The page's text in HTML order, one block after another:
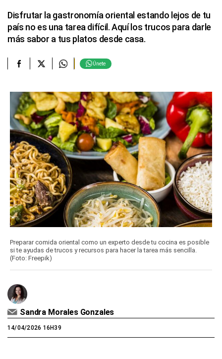
Disfrutar la gastronomía oriental estando lejos de tu
país no es una tarea difícil. Aquí los trucos para darle
más sabor a tus platos desde casa.
Únete
Preparar comida oriental como un experto desde tu cocina es posible
si te ayudas de trucos y recursos para hacer la tarea más sencilla.
(Foto: Freepik)
Sandra Morales Gonzales
14/04/2026 16H39